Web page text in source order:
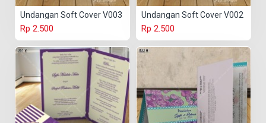
Undangan Soft Cover V003
Rp 2.500
Undangan Soft Cover V002
Rp 2.500